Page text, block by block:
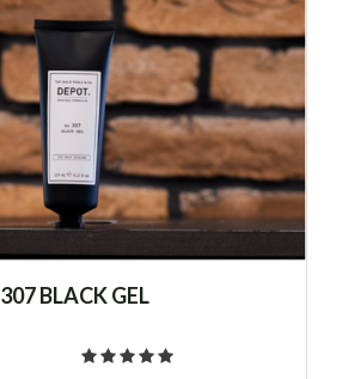
307 BLACK GEL